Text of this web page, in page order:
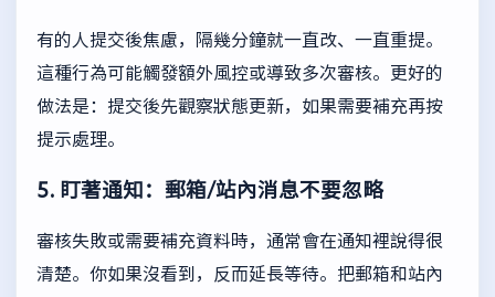
有的人提交後焦慮，隔幾分鐘就一直改、一直重提。
這種行為可能觸發額外風控或導致多次審核。更好的
做法是：提交後先觀察狀態更新，如果需要補充再按
提示處理。
5. 盯著通知：郵箱/站內消息不要忽略
審核失敗或需要補充資料時，通常會在通知裡說得很
清楚。你如果沒看到，反而延長等待。把郵箱和站內